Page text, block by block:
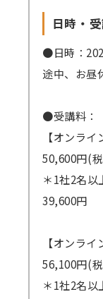
日時・
●日時：
途中、お昼
●受講料：
【オンラ
50,600円(
＊1社2名以
39,600円
【オンラ
56,100円(
＊1社2名以